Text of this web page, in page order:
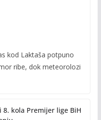
kod Laktaša potpuno
ribe, dok meteorolozi
8. kola Premijer lige BiH